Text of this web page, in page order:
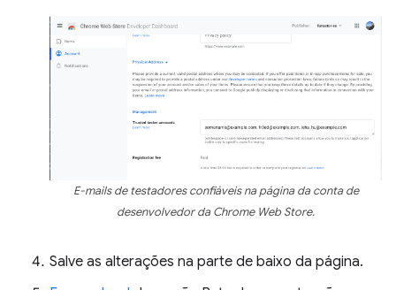
E-mails de testadores confiáveis na página da conta de
desenvolvedor da Chrome Web Store.
Salve as alterações na parte de baixo da página.